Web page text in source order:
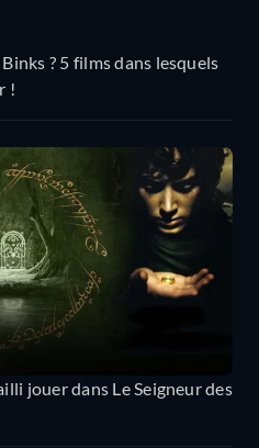
? 5 films dans lesquels
!
jouer dans Le Seigneur des